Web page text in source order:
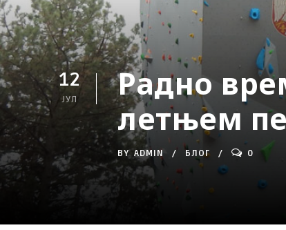
12
ЈУЛ
Радно
летњем
BY ADMIN БЛОГ 0